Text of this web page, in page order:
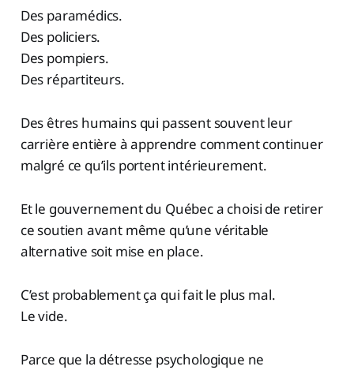
Des paramédics.
Des policiers.
Des pompiers.
Des répartiteurs.
Des êtres humains qui passent souvent leur
carrière entière à apprendre comment continuer
malgré ce qu’ils portent intérieurement.
Et le gouvernement du Québec a choisi de retirer
ce soutien avant même qu’une véritable
alternative soit mise en place.
C’est probablement ça qui fait le plus mal.
Le vide.
Parce que la détresse psychologique ne